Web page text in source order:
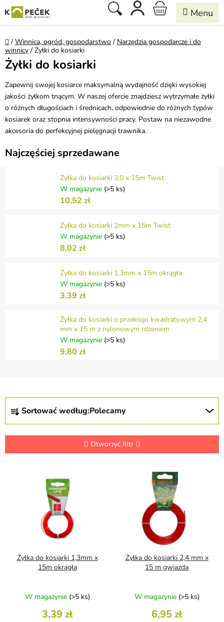
do
treści
Szukaj KOSZYK
Home
/ Winnica, ogród, gospodarstwo / Narzędzia gospodarcze i do
winnicy / Żyłki do kosiarki
Żyłki do kosiarki
Zapewnij swojej kosiarce maksymalną wydajność dzięki wysokiej
jakości żyłkom tnącym. W naszej ofercie znajdziesz wytrzymałe żyłki
o różnych długościach i średnicach, odpowiednie do różnych typów
kosiarek oraz stopnia intensywności pracy. Postaw na niezawodne
akcesoria do perfekcyjnej pielęgnacji trawnika.
Najczęściej sprzedawane
Żyłka do kosiarki 3,0 x 15m Twist
W magazynie (>5 ks)
10,52 zł
Żyłka do kosiarki 2mm x 15m Twist
W magazynie (>5 ks)
8,02 zł
Żyłka do kosiarki 1,3mm x 15m okrągła
W magazynie (>5 ks)
3,39 zł
Żyłka do kosiarki o przekroju kwadratowym 2,4
mm x 15 m z nylonowym rdzeniem
W magazynie (>5 ks)
9,80 zł
S
r
t
w
Sortować według:Polecamy
Otworzyć filtr
Żyłka do kosiarki 1,3mm x
15m okrągła
W magazynie (>5 ks)
3,39 zł
Żyłka do kosiarki 2,4 mm x
15 m gwiazda
W magazynie (>5 ks)
6,95 zł